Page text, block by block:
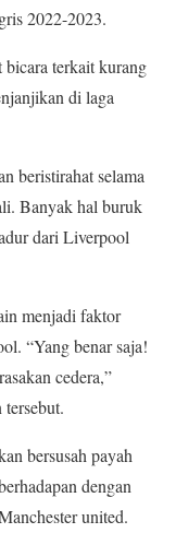
2022-2023.
terkait kurang
di laga
beristirahat selama
Banyak hal buruk
dari Liverpool
menjadi faktor
“Yang benar saja!
cedera,”
bersusah payah
dengan
united.